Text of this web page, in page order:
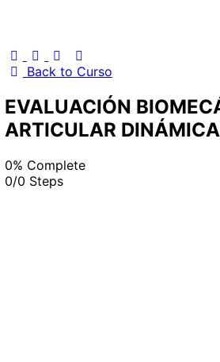
Back to Curso
EVALUACIÓN
ARTICULAR DINÁMICA
0% Complete
0/0 Steps